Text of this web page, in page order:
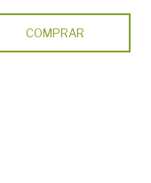
COMPRAR